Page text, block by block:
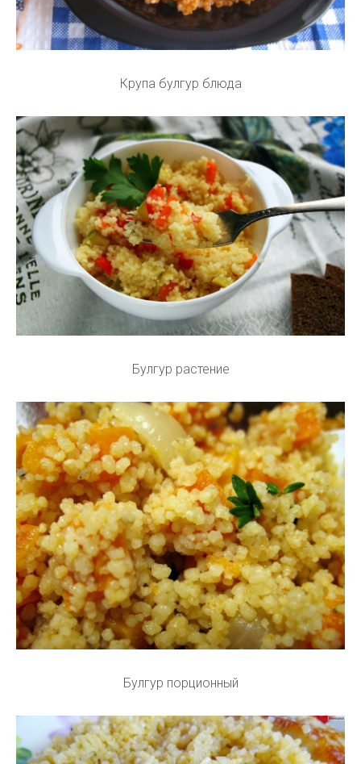
Крупа булгур блюда
Булгур растение
Булгур порционный